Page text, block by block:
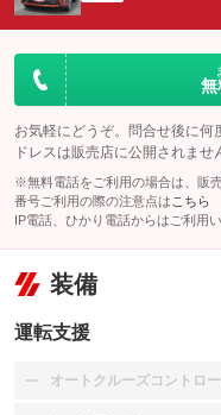
無
お気軽にどうぞ。問合せ後に
ドレスは販売店に公開されませ
※無料電話をご利用の場合は、販
番号ご利用の際の注意点は こちら
IP電話、ひかり電話からはご利用
装備
運転支援
オートクルーズコントロ
：装備なし